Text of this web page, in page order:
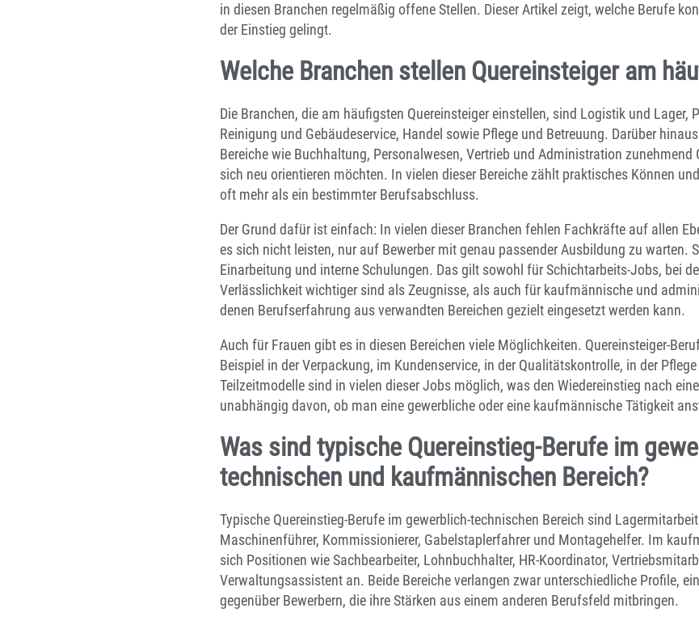
in diesen Branchen regelmäßig offene Stellen. Dieser Artikel zeigt, welche Berufe
der Einstieg gelingt.
Welche Branchen stellen Quereinsteiger am
Die Branchen, die am häufigsten Quereinsteiger einstellen, sind Logistik und Lager,
Reinigung und Gebäudeservice, Handel sowie Pflege und Betreuung. Darüber
Bereiche wie Buchhaltung, Personalwesen, Vertrieb und Administration
sich neu orientieren möchten. In vielen dieser Bereiche zählt praktisches Können
oft mehr als ein bestimmter Berufsabschluss.
Der Grund dafür ist einfach: In vielen dieser Branchen fehlen Fachkräfte auf allen
es sich nicht leisten, nur auf Bewerber mit genau passender Ausbildung zu warten.
Einarbeitung und interne Schulungen. Das gilt sowohl für Schichtarbeits-Jobs, bei
Verlässlichkeit wichtiger sind als Zeugnisse, als auch für kaufmännische und
denen Berufserfahrung aus verwandten Bereichen gezielt eingesetzt werden kann.
Auch für Frauen gibt es in diesen Bereichen viele Möglichkeiten. Quereinsteiger-
Beispiel in der Verpackung, im Kundenservice, in der Qualitätskontrolle, in der
Teilzeitmodelle sind in vielen dieser Jobs möglich, was den Wiedereinstieg nach
unabhängig davon, ob man eine gewerbliche oder eine kaufmännische Tätigkeit
Was sind typische Quereinstieg-Berufe im
technischen und kaufmännischen Bereich?
Typische Quereinstieg-Berufe im gewerblich-technischen Bereich sind
Maschinenführer, Kommissionierer, Gabelstaplerfahrer und Montagehelfer. Im
sich Positionen wie Sachbearbeiter, Lohnbuchhalter, HR-Koordinator,
Verwaltungsassistent an. Beide Bereiche verlangen zwar unterschiedliche Profile,
gegenüber Bewerbern, die ihre Stärken aus einem anderen Berufsfeld mitbringen.